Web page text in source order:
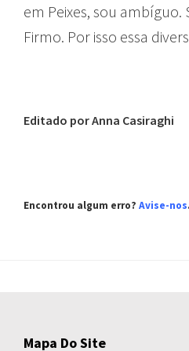
em Peixes, sou ambíguo.
Firmo. Por isso essa
Editado por Anna Casiraghi
Encontrou algum erro? Avise-nos.
Mapa Do Site